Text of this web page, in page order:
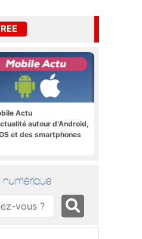
Actu
autour d'Android,
et des smartphones
numérique